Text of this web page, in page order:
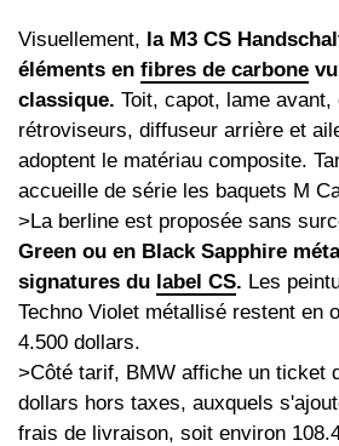
Visuellement, la M3 CS
éléments en fibres de carbone
classique. Toit, capot, lame avant,
rétroviseurs, diffuseur arrière et
adoptent le matériau composite.
accueille de série les baquets M
>La berline est proposée sans
Green ou en Black Sapphire
signatures du label CS. Les
Techno Violet métallisé restent en
4.500 dollars.
>Côté tarif, BMW affiche un ticket
dollars hors taxes, auxquels
frais de livraison, soit environ